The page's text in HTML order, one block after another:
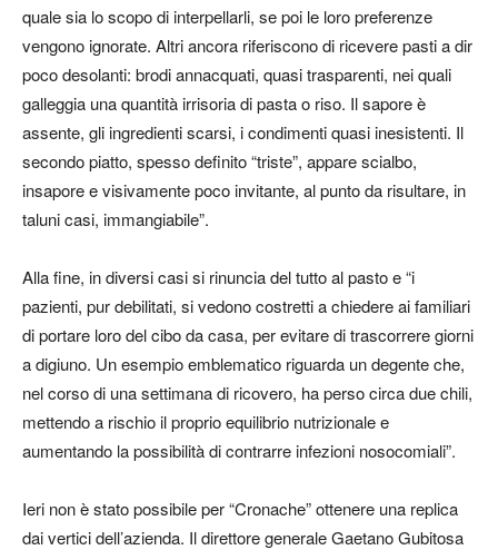
quale sia lo scopo di interpellarli, se poi le loro preferenze
vengono ignorate. Altri ancora riferiscono di ricevere pasti a dir
poco desolanti: brodi annacquati, quasi trasparenti, nei quali
galleggia una quantità irrisoria di pasta o riso. Il sapore è
assente, gli ingredienti scarsi, i condimenti quasi inesistenti. Il
secondo piatto, spesso definito “triste”, appare scialbo,
insapore e visivamente poco invitante, al punto da risultare, in
taluni casi, immangiabile”.
Alla fine, in diversi casi si rinuncia del tutto al pasto e “i
pazienti, pur debilitati, si vedono costretti a chiedere ai familiari
di portare loro del cibo da casa, per evitare di trascorrere giorni
a digiuno. Un esempio emblematico riguarda un degente che,
nel corso di una settimana di ricovero, ha perso circa due chili,
mettendo a rischio il proprio equilibrio nutrizionale e
aumentando la possibilità di contrarre infezioni nosocomiali”.
Ieri non è stato possibile per “Cronache” ottenere una replica
dai vertici dell’azienda. Il direttore generale Gaetano Gubitosa